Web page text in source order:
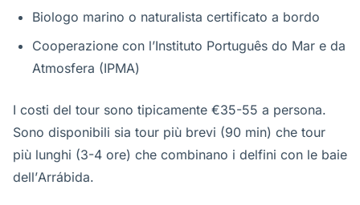
Biologo marino o naturalista certificato a bordo
Cooperazione con l’Instituto Português do Mar e da
Atmosfera (IPMA)
I costi del tour sono tipicamente €35-55 a persona.
Sono disponibili sia tour più brevi (90 min) che tour
più lunghi (3-4 ore) che combinano i delfini con le baie
dell’Arrábida.